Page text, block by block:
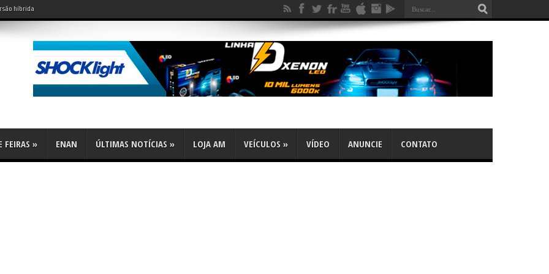
híbrida
leve?
FEIRAS » ENAN ÚLTIMAS NOTÍCIAS » LOJA AM VEÍCULOS » VÍDEO ANUNCIE CONTATO